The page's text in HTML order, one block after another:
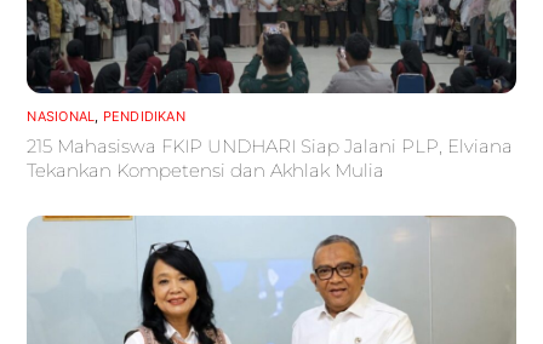
NASIONAL, PENDIDIKAN
215 Mahasiswa FKIP UNDHARI Siap Jalani PLP, Elviana
Tekankan Kompetensi dan Akhlak Mulia